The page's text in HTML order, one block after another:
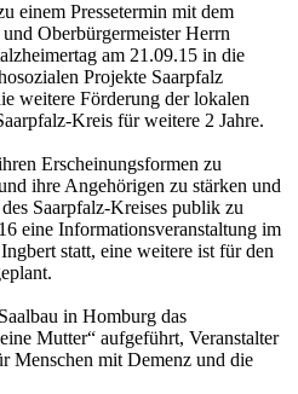
einem Pressetermin mit dem
Oberbürgermeister Herrn
am 21.09.15 in die
Projekte Saarpfalz
weitere Förderung der lokalen
Kreis für weitere 2 Jahre.
Erscheinungsformen zu
ihre Angehörigen zu stärken und
Saarpfalz-Kreises publik zu
eine Informationsveranstaltung im
statt, eine weitere ist für den
in Homburg das
Mutter“ aufgeführt, Veranstalter
Menschen mit Demenz und die